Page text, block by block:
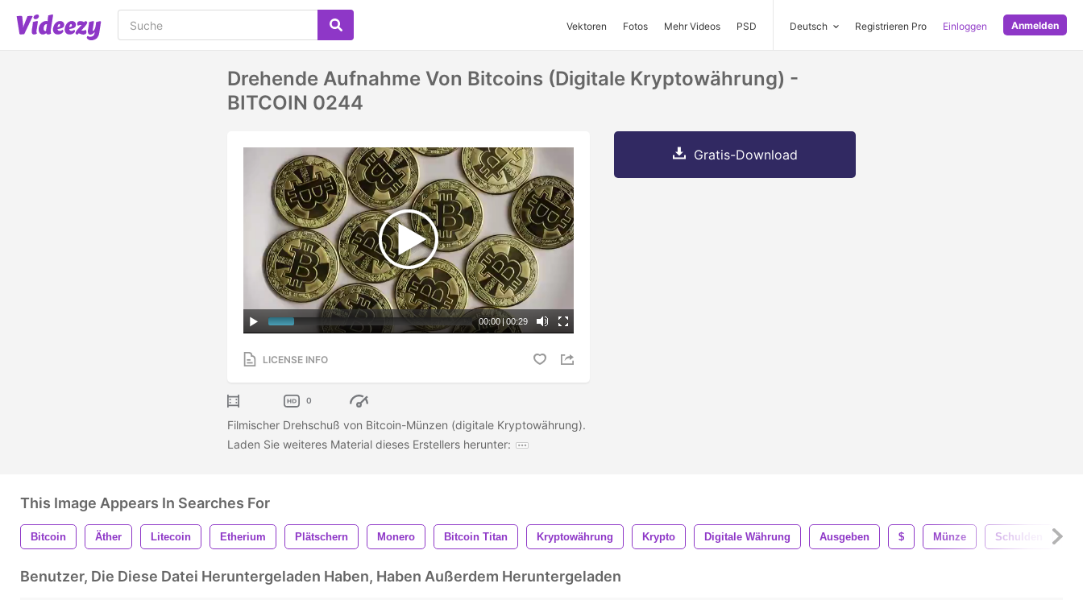
Vektoren Fotos Mehr Videos PSD Deutsch Registrieren Pro Einloggen Anmelden
Drehende Aufnahme Von Bitcoins (digitale Kryptowährung) -
BITCOIN 0244
00:00 | 00:29
LICENSE INFO
0
Filmischer Drehschuß von Bitcoin-Münzen (digitale Kryptowährung).
Laden Sie weiteres Material dieses Erstellers herunter:
Gratis-Download
This Image Appears In Searches For
Bitcoin Äther Litecoin Etherium Plätschern Monero Bitcoin Titan Kryptowährung Krypto Digitale Währung Ausgeben $ Münze Schulden
Benutzer, Die Diese Datei Heruntergeladen Haben, Haben Außerdem Heruntergeladen